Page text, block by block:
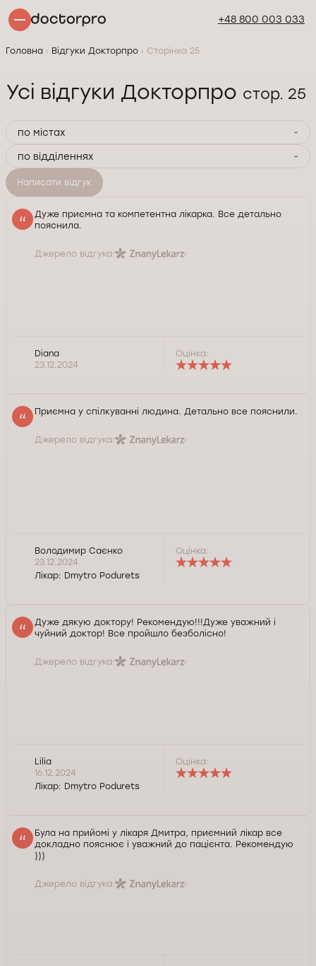
+48 800 003 033
Головна Відгуки Докторпро Сторінка 25
Усі відгуки Докторпро стор. 25
по містах
по відділеннях
Написати відгук
Дуже приємна та компетентна лікарка. Все детально
пояснила.
Джерело відгука:
Diana
23.12.2024
Оцінка:
Приємна у спілкуванні людина. Детально все пояснили.
Джерело відгука:
Володимир Саєнко
23.12.2024
Лікар: Dmytro Podurets
Оцінка:
Дуже дякую доктору! Рекомендую!!!Дуже уважний і
чуйний доктор! Все пройшло безболісно!
Джерело відгука:
Lilia
16.12.2024
Лікар: Dmytro Podurets
Оцінка:
Була на прийомі у лікаря Дмитра, приємний лікар все
докладно пояснює і уважний до пацієнта. Рекомендую
)))
Джерело відгука: